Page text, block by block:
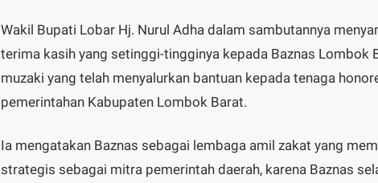
Wakil Bupati Lobar Hj. Nurul Adha dalam sambutannya
terima kasih yang setinggi-tingginya kepada Baznas Lombok
muzaki yang telah menyalurkan bantuan kepada tenaga
pemerintahan Kabupaten Lombok Barat.
Ia mengatakan Baznas sebagai lembaga amil zakat yang
strategis sebagai mitra pemerintah daerah, karena Baznas